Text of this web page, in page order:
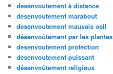
desenvoutement à distance
desenvoutement marabout
desenvoutement mauvais oeil
désenvoûtement par les plantes
desenvoutement protection
desenvoutement puissant
désenvoûtement religieux